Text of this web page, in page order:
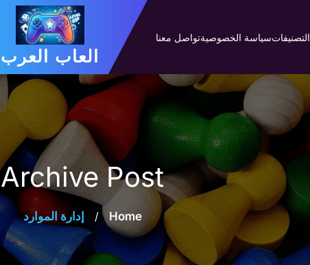
التصنيفاتسياسة الخصوصيةتواصل معنا
العاب العرب
Archive Post
Home
/ إدارة الموارد